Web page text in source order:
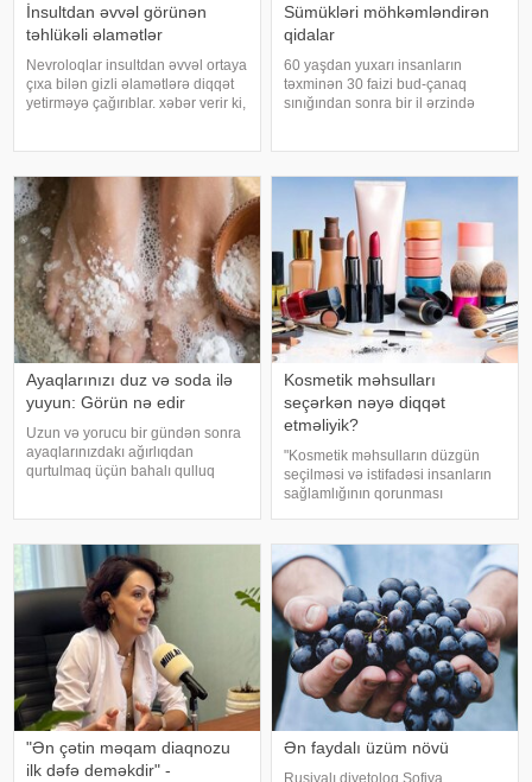
İnsultdan əvvəl görünən
təhlükəli əlamətlər
Nevroloqlar insultdan əvvəl ortaya
çıxa bilən gizli əlamətlərə diqqət
yetirməyə çağırıblar. xəbər verir ki,
verə bilər. Lakin b
Sümükləri möhkəmləndirən
qidalar
60 yaşdan yuxarı insanların
təxminən 30 faizi bud-çanaq
sınığından sonra bir il ərzində
riskini azaltmaq üçün kalsium, D
vitamini, zülal
Ayaqlarınızı duz və soda ilə
yuyun: Görün nə edir
Uzun və yorucu bir gündən sonra
ayaqlarınızdakı ağırlıqdan
qurtulmaq üçün bahalı qulluq
bilərsiniz. xəbər verir ki, çox vax
Kosmetik məhsulları
seçərkən nəyə diqqət
etməliyik?
"Kosmetik məhsulların düzgün
seçilməsi və istifadəsi insanların
sağlamlığının qorunması
Səhiyyə Nazirliyinin rəsmi
"Instagram" hesabınd
"Ən çətin məqam diaqnozu
ilk dəfə deməkdir" -
Ən faydalı üzüm növü
Rusiyalı diyetoloq Sofiya